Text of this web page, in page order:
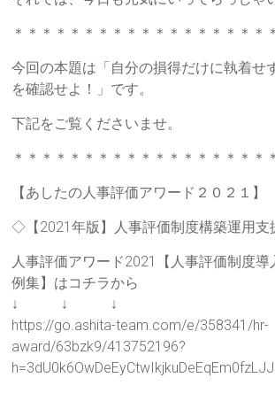
修
ー
ビ
を
ご
供
ま
す。
＊＊＊＊＊＊＊＊＊＊＊＊＊＊＊＊＊＊
今回の本題は「自分の損得だけに執着せ
を確認せよ！」です。
下記をご覧くださいませ。
＊＊＊＊＊＊＊＊＊＊＊＊＊＊＊＊＊＊
【あしたの人事評価アワード２０２１】
◇【2021年版】人事評価制度構築運用
人事評価アワード2021【人事評価制度
例集】はコチラから
↓ ↓ ↓
https://go.ashita-team.com/e/358341/hr-
award/63bzk9/413752196?